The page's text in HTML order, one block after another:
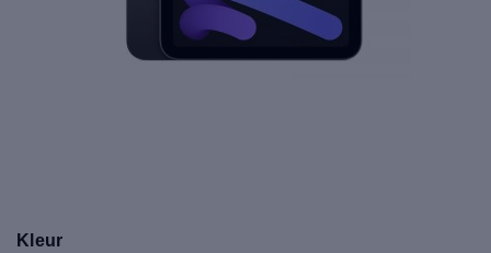
Kleur